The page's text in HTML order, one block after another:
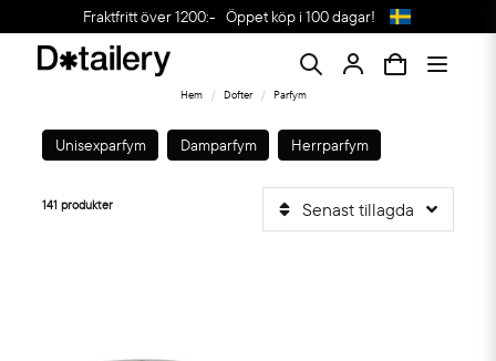
Fraktfritt över 1200:- Öppet köp i 100 dagar!
Hem Dofter Parfym
Unisexparfym Damparfym Herrparfym
141 produkter Senast tillagda